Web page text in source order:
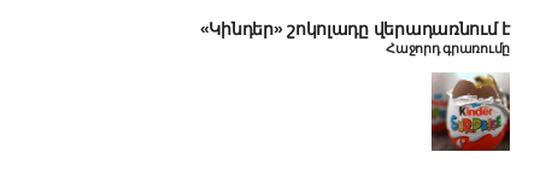
«Կինդեր» շոկոլադը վերադառնում է
Հաջորդ գրառումը